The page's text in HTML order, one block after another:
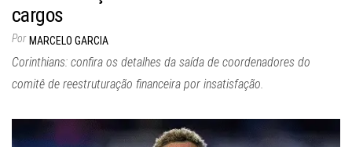
cargos
Por MARCELO GARCIA
Corinthians: confira os detalhes da saída de coordenadores do
comitê de reestruturação financeira por insatisfação.